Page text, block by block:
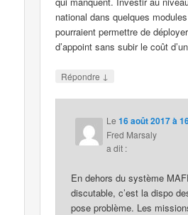
national dans quelques
pourraient permettre de
d’appoint sans subir le coût
Répondre ↓
Le16 août 2017 à
Fred Marsaly
a dit :
En dehors du système
discutable, c’est la dispo
pose problème. Les